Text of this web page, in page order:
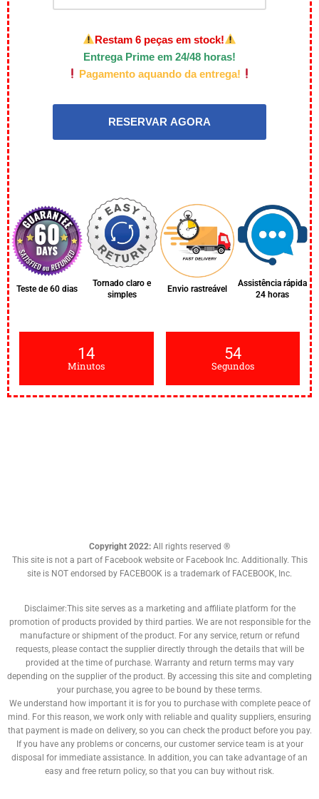
Restam 6 peças em stock!
Entrega Prime em 24/48 horas!
Pagamento aquando da entrega!
Teste de 60 dias
Tornado claro e
simples
Envio rastreável
Assistência rápida
24 horas
14
Minutos
53
Segundos
Copyright 2022: All rights reserved ®
This site is not a part of Facebook website or Facebook Inc. Additionally. This
site is NOT endorsed by FACEBOOK is a trademark of FACEBOOK, Inc.
Disclaimer:This site serves as a marketing and affiliate platform for the
promotion of products provided by third parties. We are not responsible for the
manufacture or shipment of the product. For any service, return or refund
requests, please contact the supplier directly through the details that will be
provided at the time of purchase. Warranty and return terms may vary
depending on the supplier of the product. By accessing this site and completing
your purchase, you agree to be bound by these terms.
We understand how important it is for you to purchase with complete peace of
mind. For this reason, we work only with reliable and quality suppliers, ensuring
that payment is made on delivery, so you can check the product before you pay.
If you have any problems or concerns, our customer service team is at your
disposal for immediate assistance. In addition, you can take advantage of an
easy and free return policy, so that you can buy without risk.